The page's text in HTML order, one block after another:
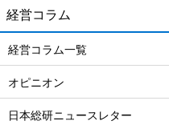
経営コラム
経営コラム一覧
オピニオン
日本総研ニュースレター